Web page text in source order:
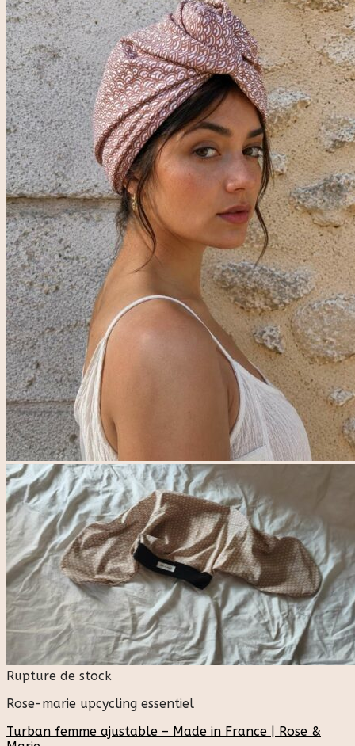
Rupture de stock
Rose-marie upcycling essentiel
Turban femme ajustable – Made in France | Rose &